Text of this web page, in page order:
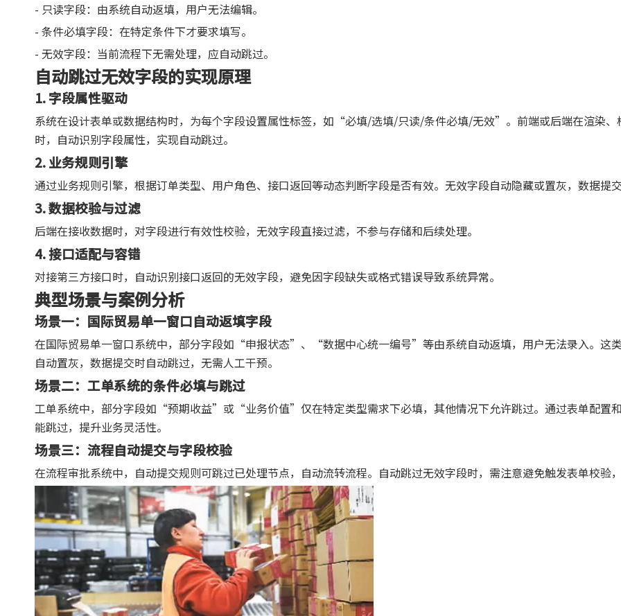
- 只读字段：由系统自动返填，用户无法编辑。
- 条件必填字段：在特定条件下才要求填写。
- 无效字段：当前流程下无需处理，应自动跳过。
自动跳过无效字段的实现原理
1. 字段属性驱动
系统在设计表单或数据结构时，为每个字段设置属性标签，如“必填/选填/只读/条件必填/无效”。前端或后端在渲染、
时，自动识别字段属性，实现自动跳过。
2. 业务规则引擎
通过业务规则引擎，根据订单类型、用户角色、接口返回等动态判断字段是否有效。无效字段自动隐藏或置灰，数据提交
3. 数据校验与过滤
后端在接收数据时，对字段进行有效性校验，无效字段直接过滤，不参与存储和后续处理。
4. 接口适配与容错
对接第三方接口时，自动识别接口返回的无效字段，避免因字段缺失或格式错误导致系统异常。
典型场景与案例分析
场景一：国际贸易单一窗口自动返填字段
在国际贸易单一窗口系统中，部分字段如“申报状态”、“数据中心统一编号”等由系统自动返填，用户无法录入。这
自动置灰，数据提交时自动跳过，无需人工干预。
场景二：工单系统的条件必填与跳过
工单系统中，部分字段如“预期收益”或“业务价值”仅在特定类型需求下必填，其他情况下允许跳过。通过表单配置
能跳过，提升业务灵活性。
场景三：流程自动提交与字段校验
在流程审批系统中，自动提交规则可跳过已处理节点，自动流转流程。自动跳过无效字段时，需注意避免触发表单校验，